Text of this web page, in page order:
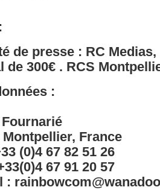
de presse : RC
de 300€ . RCS
:
Montpellier, France
(0)4 67 82 51 26
67 91 20 57
: